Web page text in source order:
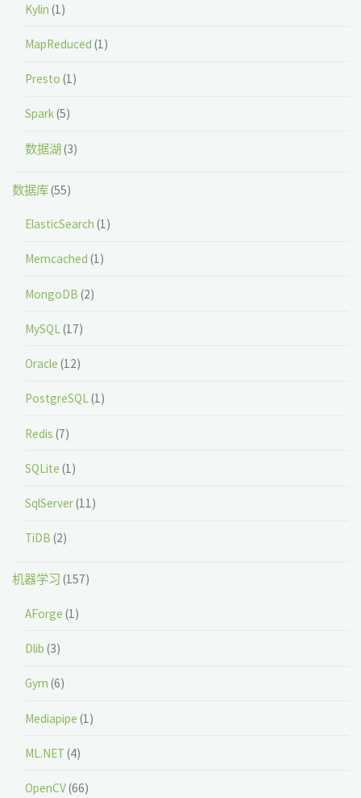
Kylin (1)
MapReduced (1)
Presto (1)
Spark(5)
数据湖(3)
数据库(55)
ElasticSearch (1)
Memcached (1)
MongoDB (2)
MySQL (17)
Oracle (12)
PostgreSQL(1)
Redis (7)
SQLite (1)
SqlServer(11)
TiDB (2)
机器学习 (157)
AForge (1)
Dlib (3)
Gym (6)
Mediapipe (1)
ML.NET (4)
OpenCV(66)